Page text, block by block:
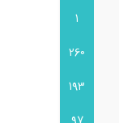
1
260
193